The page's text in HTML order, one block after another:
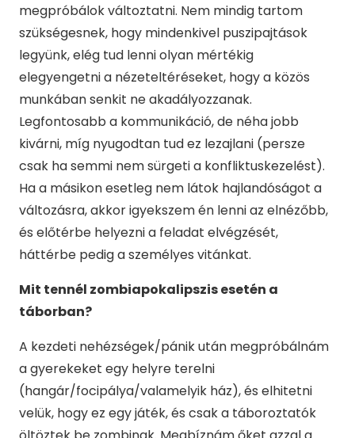
megpróbálok változtatni. Nem mindig tartom
szükségesnek, hogy mindenkivel puszipajtások
legyünk, elég tud lenni olyan mértékig
elegyengetni a nézeteltéréseket, hogy a közös
munkában senkit ne akadályozzanak.
Legfontosabb a kommunikáció, de néha jobb
kivárni, míg nyugodtan tud ez lezajlani (persze
csak ha semmi nem sürgeti a konfliktuskezelést).
Ha a másikon esetleg nem látok hajlandóságot a
változásra, akkor igyekszem én lenni az elnézőbb,
és előtérbe helyezni a feladat elvégzését,
háttérbe pedig a személyes vitánkat.
Mit tennél zombiapokalipszis esetén a
táborban?
A kezdeti nehézségek/pánik után megpróbálnám
a gyerekeket egy helyre terelni
(hangár/focipálya/valamelyik ház), és elhitetni
velük, hogy ez egy játék, és csak a táboroztatók